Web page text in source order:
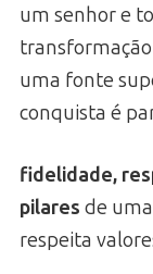
um senhor e
uma fonte
conquista é
fidelidade,
pilares de
respeita